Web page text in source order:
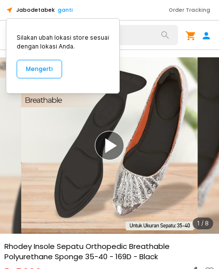
Jabodetabek ganti Order Tracking
Alat Kopi
1 / 8
Rhodey Insole Sepatu Orthopedic Breathable
Polyurethane Sponge 35-40 - 169D - Black
Silakan ubah lokasi store sesuai
dengan lokasi Anda.
Mengerti